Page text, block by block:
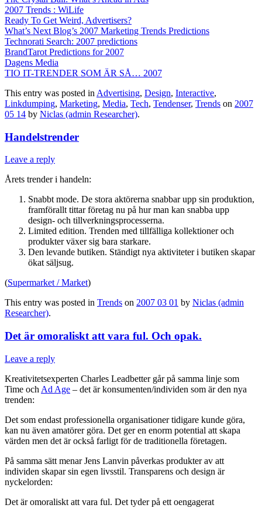
2007 Trends : WiLife
Ready To Get Weird, Advertisers?
What’s Next Blog’s 2007 Marketing Trends Predictions
Technorati Search: 2007 predictions
BrandTarot Predictions for 2007
Dagens Media
TIO IT-TRENDER SOM ÄR SÅ… 2007
This entry was posted in Advertising, Design, Interactive,
Linkdumping, Marketing, Media, Tech, Tendenser, Trends on 2007
05 14 by Niclas (admin Researcher).
Handelstrender
Leave a reply
Årets trender i handeln:
Snabbt mode. De stora aktörerna snabbar upp sin produktion,
framförallt tittar företag nu på hur man kan snabba upp
design- och tillverkningsprocesserna.
Limited edition. Trenden med tillfälliga kollektioner och
produkter växer sig bara starkare.
Den levande butiken. Ständigt nya aktiviteter i butiken skapar
ökat säljsug.
(Supermarket / Market)
This entry was posted in Trends on 2007 03 01 by Niclas (admin
Researcher).
Det är omoraliskt att vara ful. Och opak.
Leave a reply
Kreativitetsexperten Charles Leadbetter går på samma linje som
Time och Ad Age – det är konsumenten/individen som är den nya
trenden:
Det som endast professionella organisationer tidigare kunde göra,
kan nu även amatörer göra. Det ger en enorm potential att skapa
värden men det är också farligt för de traditionella företagen.
På samma sätt menar Jens Lanvin påverkas produkter av att
individen skapar sin egen livsstil. Transparens och design är
nyckelorden:
Det är omoraliskt att vara ful. Det tyder på ett oengagerat